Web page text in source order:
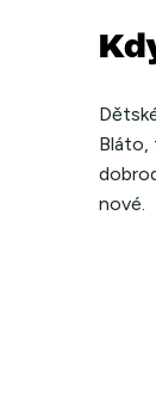
Bláto,
nové.